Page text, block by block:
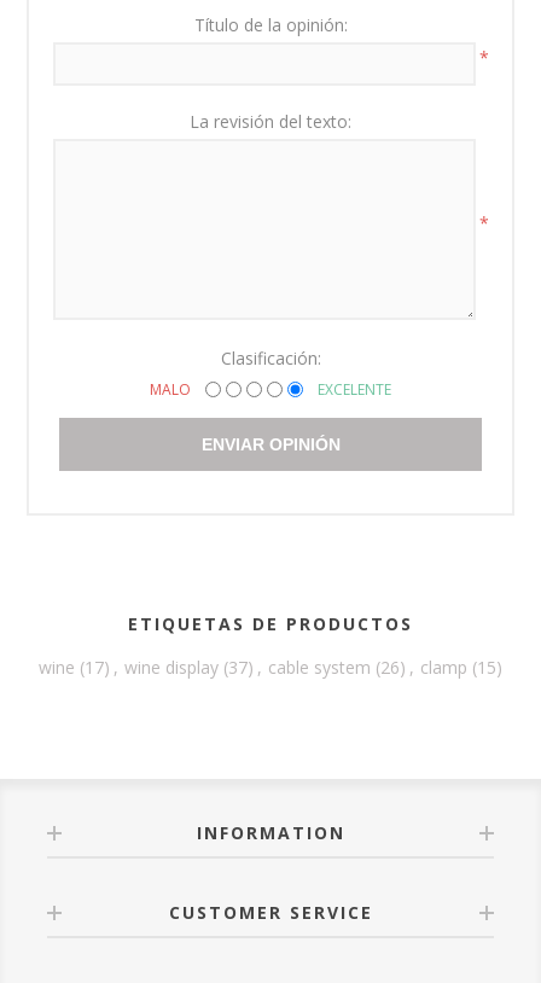
Título de la opinión:
*
La revisión del texto:
*
Clasificación:
MALO EXCELENTE
ENVIAR OPINIÓN
ETIQUETAS DE PRODUCTOS
wine (17) , wine display (37) , cable system (26) , clamp (15)
INFORMATION
CUSTOMER SERVICE